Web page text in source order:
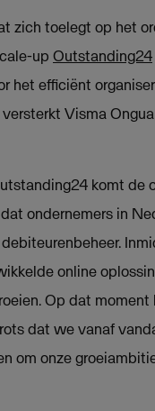
zich toelegt op het
up Outstanding24
het efficiënt
Visma
komt de
ondernemers in
online
Op dat moment
dat we vanaf
om onze